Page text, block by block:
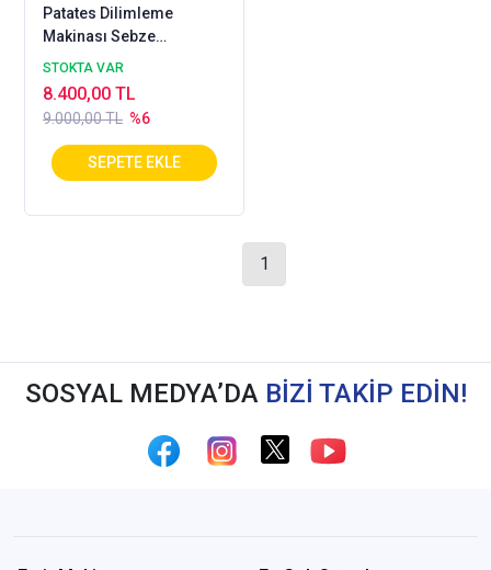
Patates Dilimleme
Makinası Sebze
Dilimleme Parmak
STOKTA VAR
9.000,00 TL %6
8.400,00 TL
1
SOSYAL MEDYA’DA BİZİ TAKİP EDİN!